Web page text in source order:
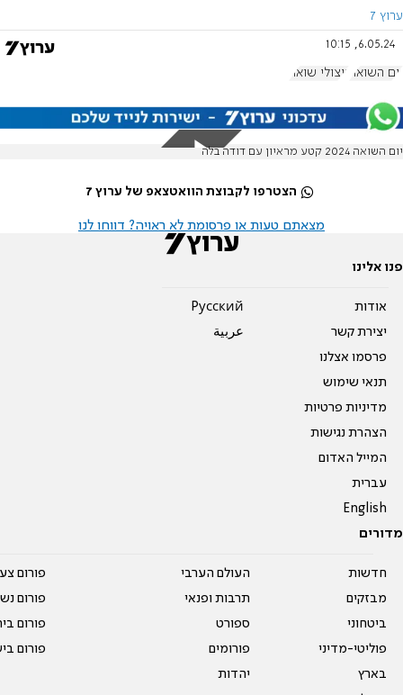
ערוץ 7
6.05.24, 10:15
יום השואה ניצולי שואה
יום השואה 2024 קטע מראיון עם דודה בלה
הצטרפו לקבוצת הוואטצאפ של ערוץ 7
מצאתם טעות או פרסומת לא ראויה? דווחו לנו
פנו אלינו
אודות
יצירת קשר
פרסמו אצלנו
תנאי שימוש
מדיניות פרטיות
הצהרת נגישות
המייל האדום
עברית
English
Pусский
عربية
מדורים
חדשות
מבזקים
ביטחוני
פוליטי-מדיני
בארץ
העולם הערבי
תרבות ופנאי
ספורט
פורומים
יהדות
פורום
פורום
פורום
פורום